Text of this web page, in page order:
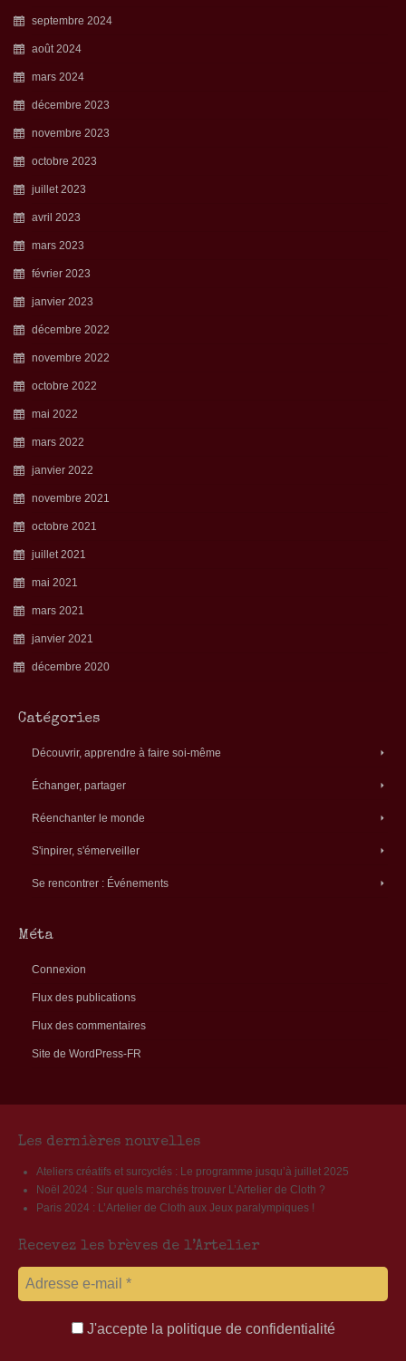
septembre 2024
août 2024
mars 2024
décembre 2023
novembre 2023
octobre 2023
juillet 2023
avril 2023
mars 2023
février 2023
janvier 2023
décembre 2022
novembre 2022
octobre 2022
mai 2022
mars 2022
janvier 2022
novembre 2021
octobre 2021
juillet 2021
mai 2021
mars 2021
janvier 2021
décembre 2020
Catégories
Découvrir, apprendre à faire soi-même
Échanger, partager
Réenchanter le monde
S'inpirer, s'émerveiller
Se rencontrer : Événements
Méta
Connexion
Flux des publications
Flux des commentaires
Site de WordPress-FR
Les dernières nouvelles
Ateliers créatifs et surcyclés : Le programme jusqu’à juillet 2025
Noël 2024 : Sur quels marchés trouver L’Artelier de Cloth ?
Paris 2024 : L’Artelier de Cloth aux Jeux paralympiques !
Recevez les brèves de l’Artelier
J'accepte la politique de confidentialité